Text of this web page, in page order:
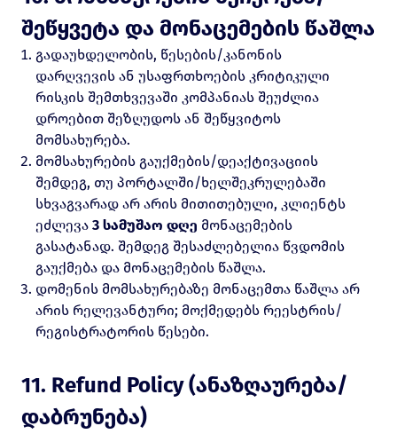
შეწყვეტა და მონაცემების წაშლა
გადაუხდელობის, წესების/კანონის
დარღვევის ან უსაფრთხოების კრიტიკული
რისკის შემთხვევაში კომპანიას შეუძლია
დროებით შეზღუდოს ან შეწყვიტოს
მომსახურება.
მომსახურების გაუქმების/დეაქტივაციის
შემდეგ, თუ პორტალში/ხელშეკრულებაში
სხვაგვარად არ არის მითითებული, კლიენტს
ეძლევა 3 სამუშაო დღე მონაცემების
გასატანად. შემდეგ შესაძლებელია წვდომის
გაუქმება და მონაცემების წაშლა.
დომენის მომსახურებაზე მონაცემთა წაშლა არ
არის რელევანტური; მოქმედებს რეესტრის/
რეგისტრატორის წესები.
11. Refund Policy (ანაზღაურება/
დაბრუნება)